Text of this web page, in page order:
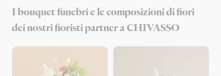
I bouquet funebri e le composizioni di fiori
dei nostri fioristi partner a CHIVASSO